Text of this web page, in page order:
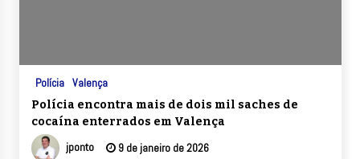
Polícia Valença
Polícia encontra mais de dois mil saches de
cocaína enterrados em Valença
jponto 9 de janeiro de 2026